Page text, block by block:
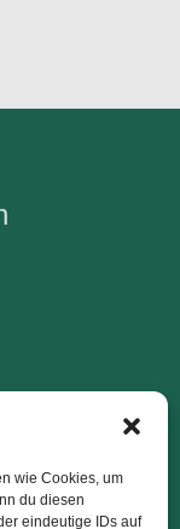
wie Cookies, um
du diesen
eindeutige IDs auf